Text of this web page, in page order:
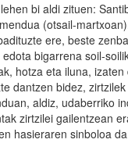
bi aldi zituen:
(otsail-
ere, beste
bigarrena soil-
hotza eta iluna,
dantzen bidez,
aldiz, udaberriko
zirtzilei gailentzean
hasieraren sinboloa